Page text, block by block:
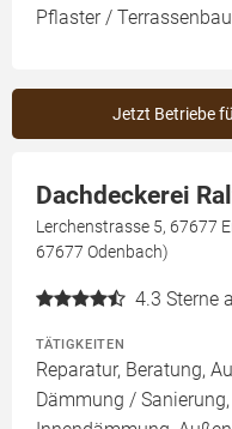
Pflaster / Terrassenbau
Jetzt Betriebe
Dachdeckerei
Lerchenstrasse 5, 67677
67677 Odenbach)
4.3 Sterne
TÄTIGKEITEN
Reparatur, Beratung,
Dämmung /